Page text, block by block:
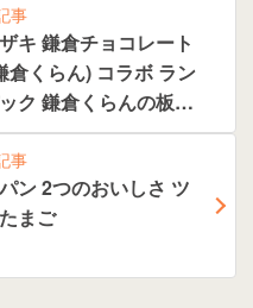
事
ョコレート
くらん) コラボ ラン
ク 鎌倉くらんの板チ
ホイップクリーム と
事
いしさ ツ
まご